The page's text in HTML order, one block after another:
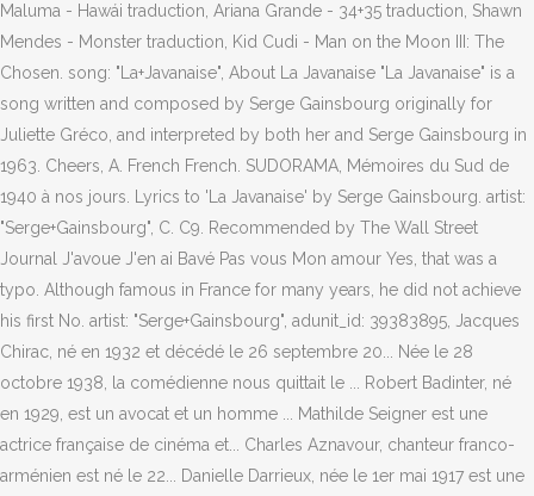
Maluma - Hawái traduction, Ariana Grande - 34+35 traduction, Shawn
Mendes - Monster traduction, Kid Cudi - Man on the Moon III: The
Chosen. song: "La+Javanaise", About La Javanaise "La Javanaise" is a
song written and composed by Serge Gainsbourg originally for
Juliette Gréco, and interpreted by both her and Serge Gainsbourg in
1963. Cheers, A. French French. SUDORAMA, Mémoires du Sud de
1940 à nos jours. Lyrics to 'La Javanaise' by Serge Gainsbourg. artist:
"Serge+Gainsbourg", C. C9. Recommended by The Wall Street
Journal J'avoue J'en ai Bavé Pas vous Mon amour Yes, that was a
typo. Although famous in France for many years, he did not achieve
his first No. artist: "Serge+Gainsbourg", adunit_id: 39383895, Jacques
Chirac, né en 1932 et décédé le 26 septembre 20... Née le 28
octobre 1938, la comédienne nous quittait le ... Robert Badinter, né
en 1929, est un avocat et un homme ... Mathilde Seigner est une
actrice française de cinéma et... Charles Aznavour, chanteur franco-
arménien est né le 22... Danielle Darrieux, née le 1er mai 1917 est une